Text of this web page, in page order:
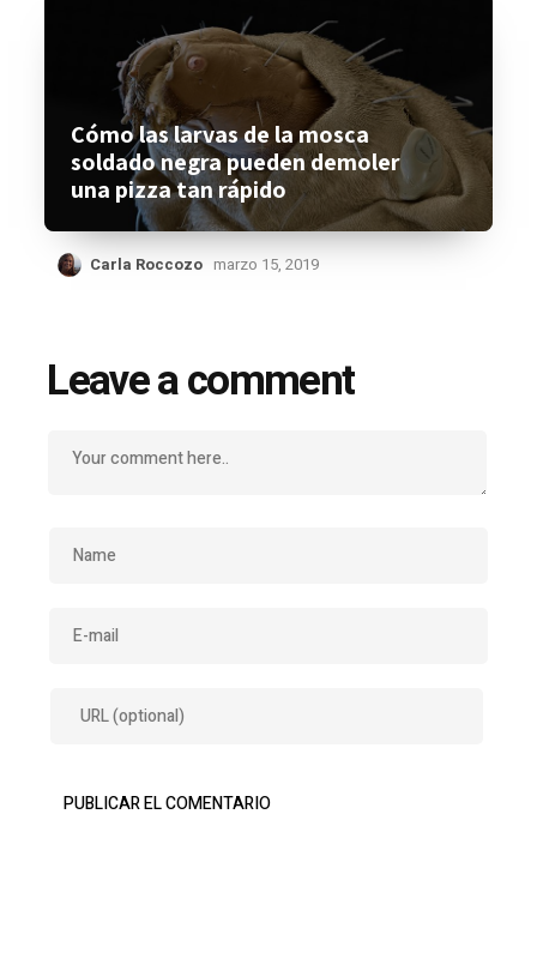
Cómo las larvas de la mosca
soldado negra pueden demoler
una pizza tan rápido
Carla Roccozo marzo 15, 2019
Leave a comment